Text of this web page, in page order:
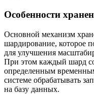
Особенности
Основной механизм
шардирование, которое
для улучшения
При этом каждый шард
определенным
системе обрабатывать
на базу данных.